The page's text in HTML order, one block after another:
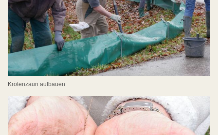
Krötenzaun aufbauen